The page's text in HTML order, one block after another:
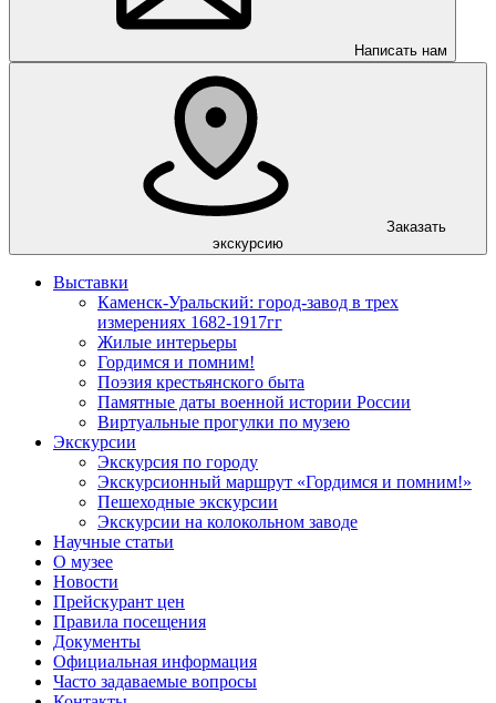
Написать нам
Заказать
экскурсию
Выставки
Каменск-Уральский: город-завод в трех
измерениях 1682-1917гг
Жилые интерьеры
Гордимся и помним!
Поэзия крестьянского быта
Памятные даты военной истории России
Виртуальные прогулки по музею
Экскурсии
Экскурсия по городу
Экскурсионный маршрут «Гордимся и помним!»
Пешеходные экскурсии
Экскурсии на колокольном заводе
Научные статьи
О музее
Новости
Прейскурант цен
Правила посещения
Документы
Официальная информация
Часто задаваемые вопросы